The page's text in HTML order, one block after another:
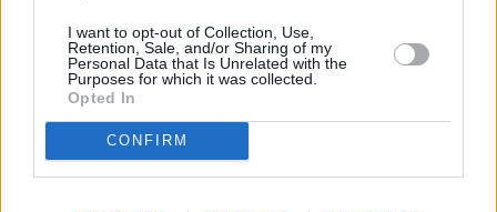
I want to opt-out of Collection, Use,
Retention, Sale, and/or Sharing of my
Personal Data that Is Unrelated with the
Purposes for which it was collected.
Opted In
CONFIRM
Πριν 8 ημέρες
Διακοπές ρεύματος: Συνασπισμό των
επιχειρήσεων προτείνει το Επιμελητήριο